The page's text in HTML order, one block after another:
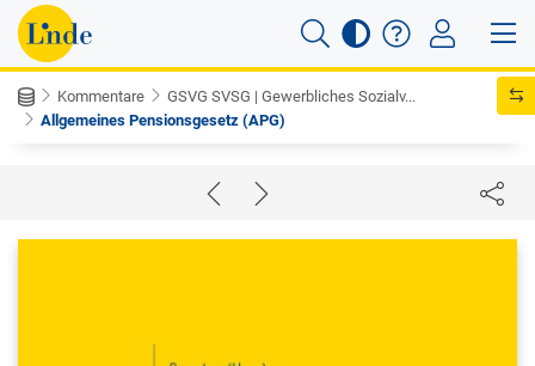
Kommentare
GSVG SVSG | Gewerbliches Sozialv...
Allgemeines Pensionsgesetz (APG)